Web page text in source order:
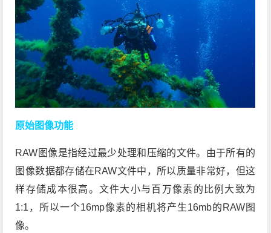
原始图像功能
RAW图像是指经过最少处理和压缩的文件。由于所有的
图像数据都存储在RAW文件中，所以质量非常好，但这
样存储成本很高。文件大小与百万像素的比例大致为
1:1，所以一个16mp像素的相机将产生16mb的RAW图
像。